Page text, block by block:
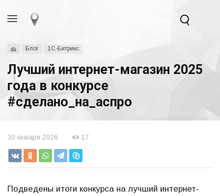
Блог 1С-Битрикс
Лучший интернет-магазин 2025
года в конкурсе
#сделано_на_аспро
30 января 2026 17
Подведены итоги конкурса на лучший интернет-